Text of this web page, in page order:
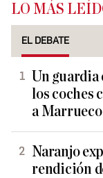
LO MÁS
EL DEBATE
Un
los coches
a
Naranjo
rendición